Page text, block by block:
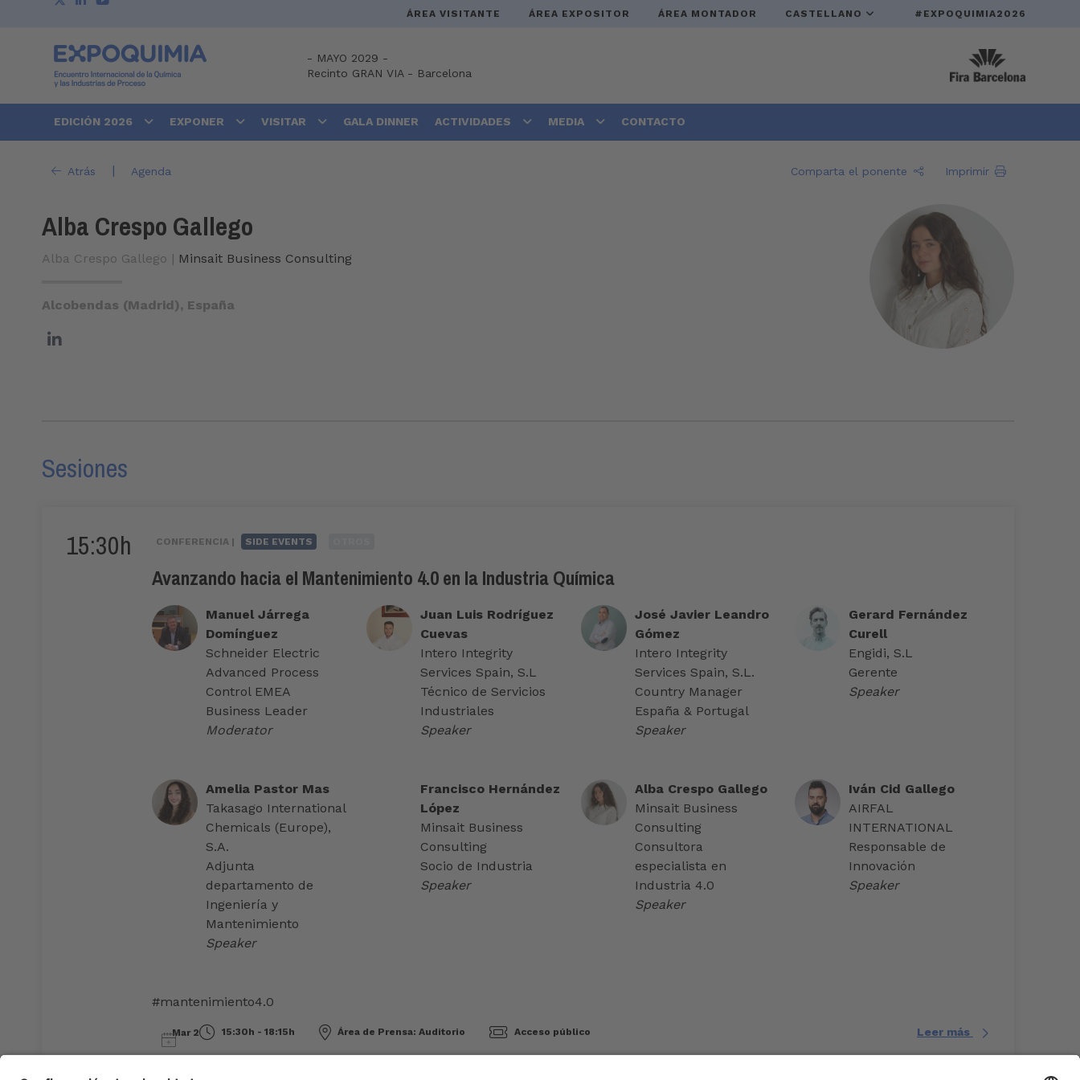
ÁREA VISITANTE ÁREA EXPOSITOR ÁREA MONTADOR CASTELLANO #EXPOQUIMIA2026
- MAYO 2029 -
Recinto GRAN VIA- Barcelona
EDICIÓN 2026 EXPONER VISITAR GALA DINNER ACTIVIDADES MEDIA CONTACTO
Atrás | Agenda Comparta el ponente Imprimir
Alba Crespo Gallego
Alba Crespo Gallego | Minsait Business Consulting
Alcobendas (Madrid), España
Sesiones
15:30h CONFERENCIA | SIDE EVENTS
Avanzando hacia el Mantenimiento 4.0 en la Industria Química
Manuel Járrega
Domínguez
Schneider Electric
Advanced Process
Control EMEA
Business Leader
Moderator
Juan Luis Rodríguez
Cuevas
Intero Integrity
Services Spain, S.L
Técnico de Servicios
Industriales
Speaker
José Javier Leandro
Gómez
Intero Integrity
Services Spain, S.L.
Country Manager
España & Portugal
Speaker
Gerard Fernández
Curell
Engidi, S.L
Gerente
Speaker
Amelia Pastor Mas
Takasago International
Chemicals (Europe),
S.A.
Adjunta
departamento de
Ingeniería y
Mantenimiento
Speaker
Alba Crespo Gallego
Minsait Business
Consulting
Consultora
especialista en
Industria 4.0
Speaker
Francisco Hernández
López
Minsait Business
Consulting
Socio de Industria
Speaker
Iván Cid Gallego
AIRFAL
INTERNATIONAL
Responsable de
Innovación
Speaker
#mantenimiento4.0
Mar 2 15:30h - 18:15h Área de Prensa: Auditorio Acceso público Leer más